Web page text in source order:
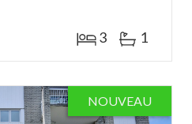
3 1
NOUVEAU